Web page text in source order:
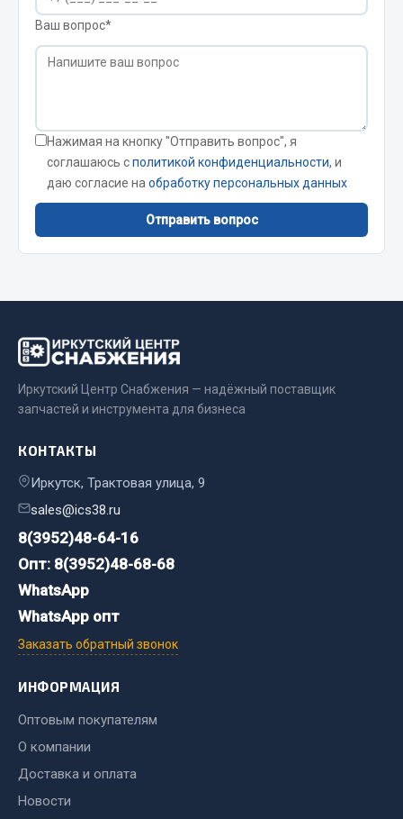
Гайки
Кольца стопорные
Пресс-масленки
Хомуты
Показать ещё
Весь раздел
Адаптеры и переходники
Тройники
Трубки, муфты, гайки
Угольники
Штуцеры
Весь раздел
Инструмент
Измерительный инструмент
Крепежный инструмент
Слесарный инструмент
Столярный инструмент
Ваш вопрос*
Нажимая на кнопку "Отправить вопрос", я
соглашаюсь сполитикой конфиденциальности, и
даю согласие на обработку персональных данных
Отправить вопрос
Иркутский Центр Снабжения — надёжный поставщик
запчастей и инструмента для бизнеса
КОНТАКТЫ
Иркутск, Трактовая улица, 9
sales@ics38.ru
8(3952)48-64-16
Опт: 8(3952)48-68-68
WhatsApp
WhatsApp опт
Заказать обратный звонок
ИНФОРМАЦИЯ
Оптовым покупателям
О компании
Доставка и оплата
Новости